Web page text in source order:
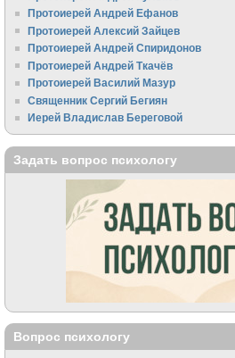
Протоиерей Андрей Ефанов
Протоиерей Алексий Зайцев
Протоиерей Андрей Спиридонов
Протоиерей Андрей Ткачёв
Протоиерей Василий Мазур
Священник Сергий Бегиян
Иерей Владислав Береговой
Задать вопрос психологу
Вопрос психологу